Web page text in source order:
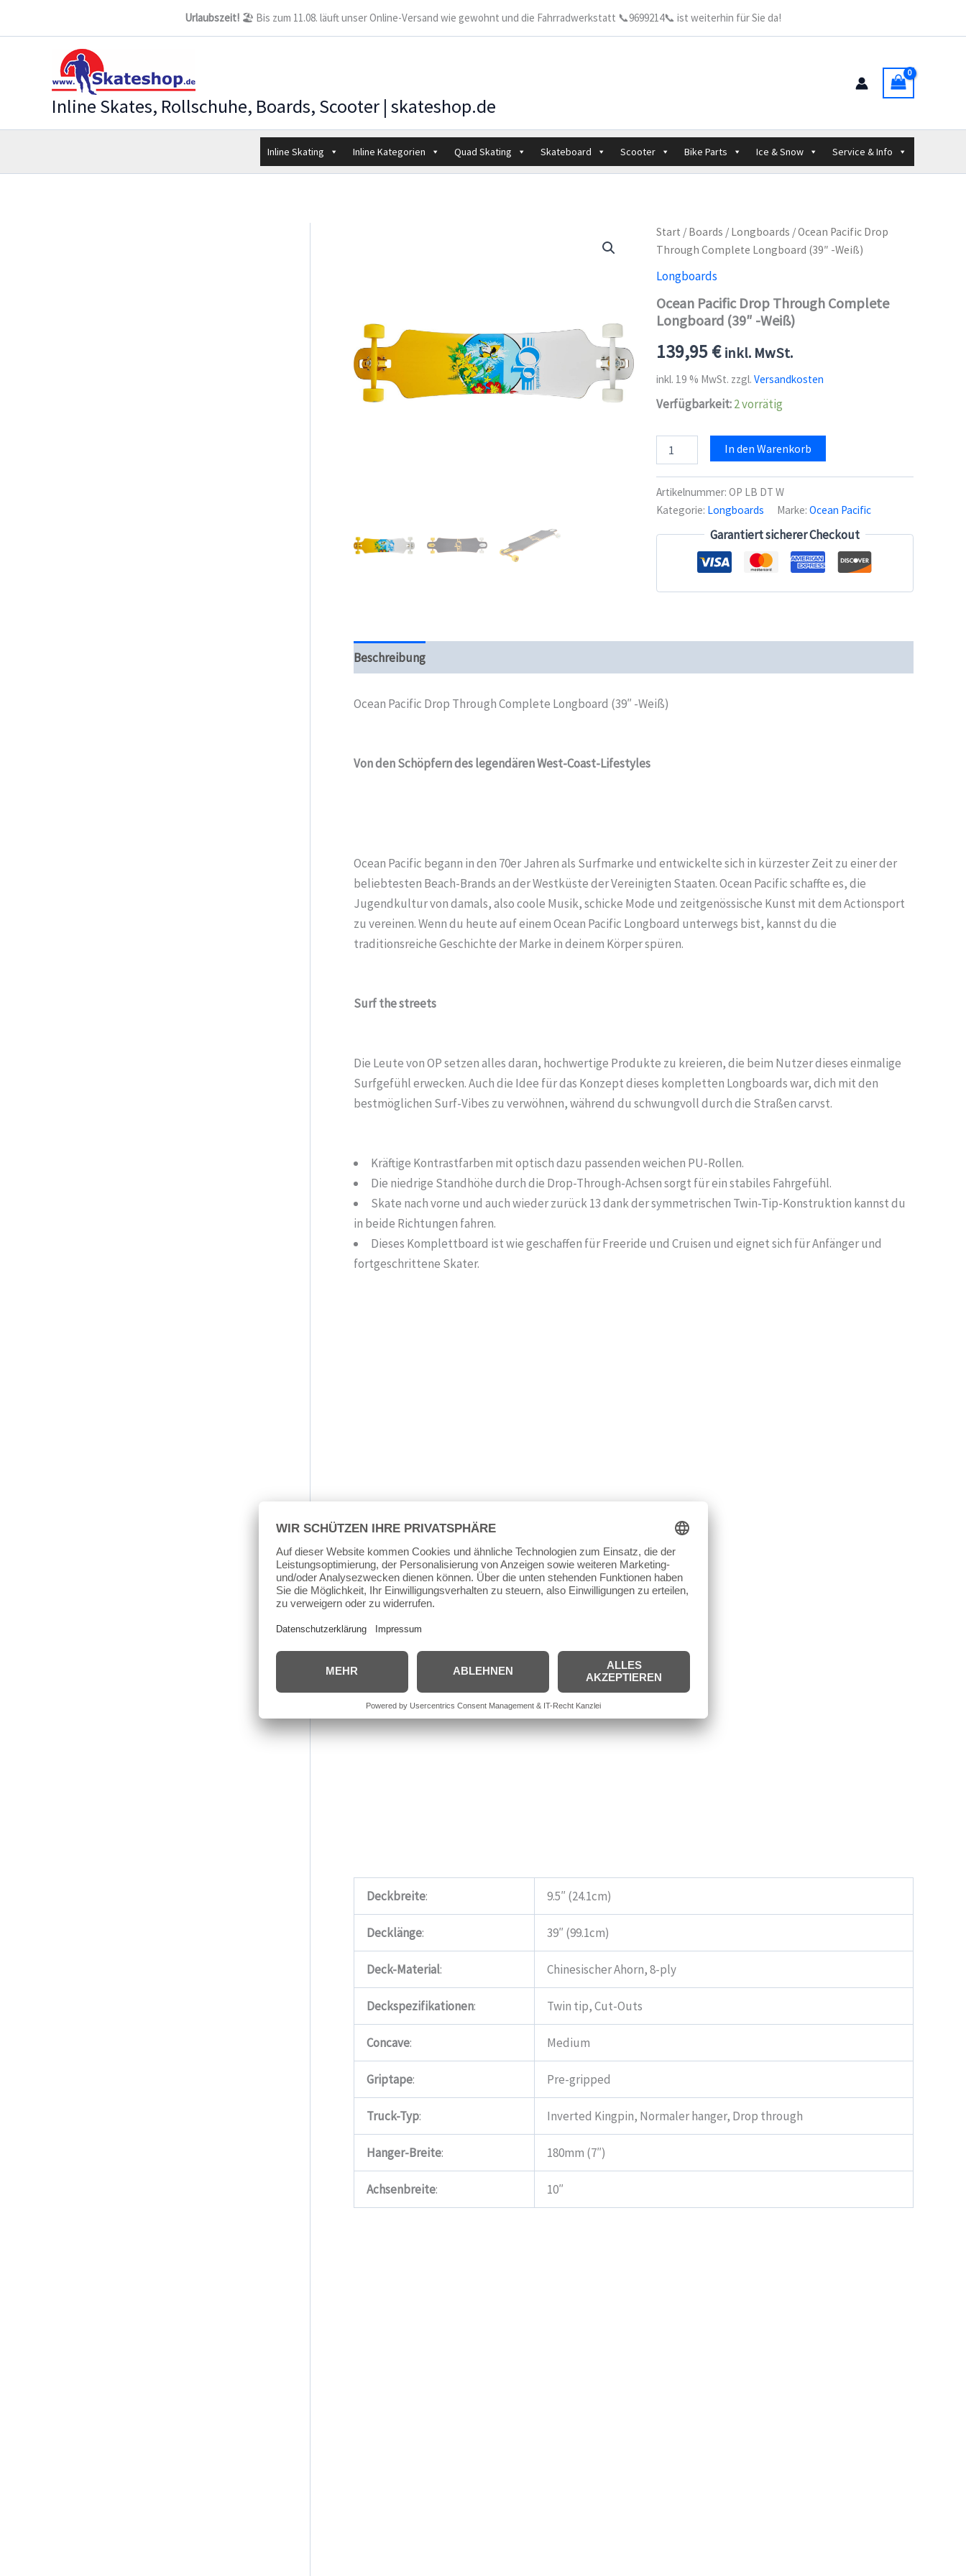
Urlaubszeit! 🏖️ Bis zum 11.08. läuft unser Online-Versand wie gewohnt und die Fahrradwerkstatt 📞9699214📞 ist weiterhin für Sie da!
Inline Skates, Rollschuhe, Boards, Scooter | skateshop.de
Inline Skating Inline Kategorien Quad Skating Skateboard Scooter Bike Parts Ice & Snow Service & Info
Start / Boards / Longboards / Ocean Pacific Drop
Through Complete Longboard (39″ -Weiß)
Longboards
Ocean Pacific Drop Through Complete
Longboard (39″ -Weiß)
139,95€ inkl. MwSt.
inkl. 19 % MwSt. zzgl. Versandkosten
Verfügbarkeit:2 vorrätig
Pacific
Through
Complete
Longboard
In den Warenkorb
Artikelnummer: OP LB DT W
Kategorie: Longboards Marke: Ocean Pacific
Garantiert sicherer Checkout
Beschreibung
Ocean Pacific Drop Through Complete Longboard (39″ -Weiß)
Von den Schöpfern des legendären West-Coast-Lifestyles
Ocean Pacific begann in den 70er Jahren als Surfmarke und entwickelte sich in kürzester Zeit zu einer der
beliebtesten Beach-Brands an der Westküste der Vereinigten Staaten. Ocean Pacific schaffte es, die
Jugendkultur von damals, also coole Musik, schicke Mode und zeitgenössische Kunst mit dem Actionsport
zu vereinen. Wenn du heute auf einem Ocean Pacific Longboard unterwegs bist, kannst du die
traditionsreiche Geschichte der Marke in deinem Körper spüren.
Surf the streets
Die Leute von OP setzen alles daran, hochwertige Produkte zu kreieren, die beim Nutzer dieses einmalige
Surfgefühl erwecken. Auch die Idee für das Konzept dieses kompletten Longboards war, dich mit den
bestmöglichen Surf-Vibes zu verwöhnen, während du schwungvoll durch die Straßen carvst.
Kräftige Kontrastfarben mit optisch dazu passenden weichen PU-Rollen.
Die niedrige Standhöhe durch die Drop-Through-Achsen sorgt für ein stabiles Fahrgefühl.
Skate nach vorne und auch wieder zurück 13 dank der symmetrischen Twin-Tip-Konstruktion kannst du
in beide Richtungen fahren.
Dieses Komplettboard ist wie geschaffen für Freeride und Cruisen und eignet sich für Anfänger und
fortgeschrittene Skater.
Deckbreite: 9.5″ (24.1cm)
Decklänge: 39″ (99.1cm)
Deck-Material: Chinesischer Ahorn, 8-ply
Deckspezifikationen: Twin tip, Cut-Outs
Concave: Medium
Griptape: Pre-gripped
Truck-Typ: Inverted Kingpin, Normaler hanger, Drop through
Hanger-Breite: 180mm (7″)
Achsenbreite: 10″
Complete
Longboard